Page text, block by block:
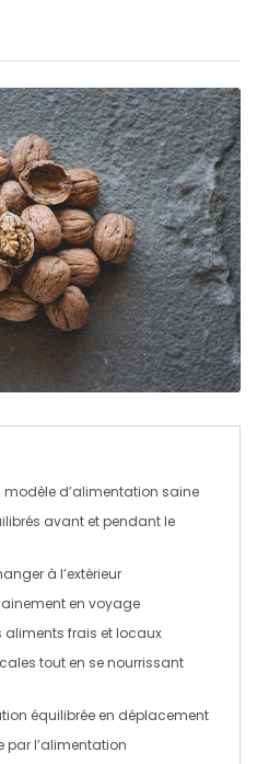
: modèle d’alimentation saine
avant et pendant le
à l’extérieur
en voyage
aliments frais et locaux
tout en se nourrissant
équilibrée en déplacement
par l’alimentation